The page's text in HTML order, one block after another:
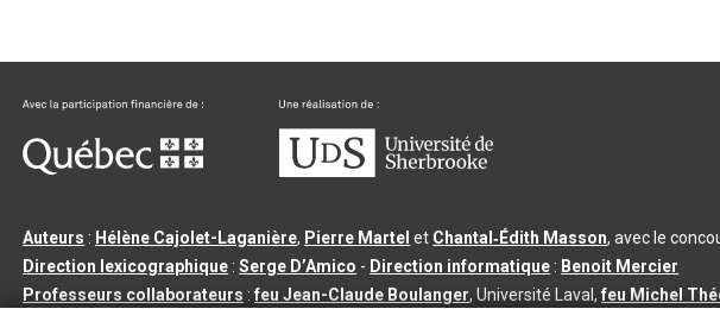
Auteurs : Hélène Cajolet-Laganière, Pierre Martel et Chantal‑Édith Masson, avec le
Direction lexicographique :Serge D’Amico - Direction informatique : Benoit Mercier
Professeurs collaborateurs :feu Jean-Claude Boulanger, Université Laval,feu Michel